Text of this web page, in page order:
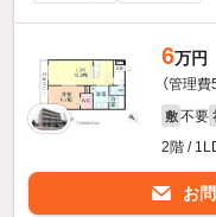
6万円
（管理費
敷 不要
2階 /
お